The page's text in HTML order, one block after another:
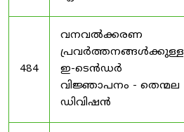
484
വനവൽക്കരണ
പ്രവർത്തനങ്ങൾക്കുള്ള
ഇ-ടെൻഡർ
വിജ്ഞാപനം - തെന്മല
ഡിവിഷൻ